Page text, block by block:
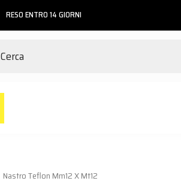
RESO ENTRO 14 GIORNI
Cerca
Nastro Teflon Mm12 X Mt12